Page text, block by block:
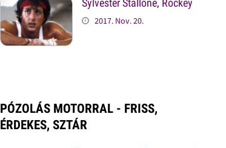
Sylvester Stallone, Rockey
2017. Nov. 20.
PÓZOLÁS MOTORRAL - FRISS,
ÉRDEKES, SZTÁR